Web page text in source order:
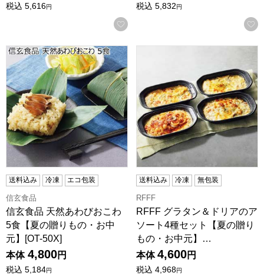
税込 5,616円
お気に入りに登録する
税込 5,832円
信玄食品 天然あわびおこわ 5食【夏の贈りもの・お中元】
送料込み 冷凍 エコ包装
信玄食品
信玄食品 天然あわびおこわ
5食【夏の贈りもの・お中
元】[OT-50X]
本体 4,800円
税込 5,184円
送料込み 冷凍 無包装
RFFF
RFFF グラタン＆ドリアのア
ソート4種セット【夏の贈り
もの・お中元】…
本体 4,600円
税込 4,968円